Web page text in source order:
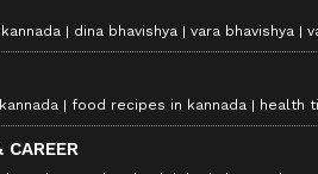
dina bhavishya vara bhavishya
food recipes in kannada health
CAREER